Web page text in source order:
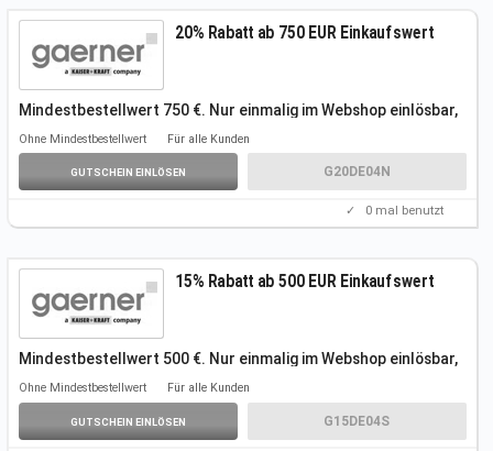
20% Rabatt ab 750 EUR Einkaufswert
Mindestbestellwert 750 €. Nur einmalig im Webshop einlösbar,
Dienstleistungen, Hand- und Elektrowerkzeuge.
Gutscheincode gültig von 01.04.-30.06.2022
Ohne Mindestbestellwert Für alle Kunden
GUTSCHEIN EINLÖSEN G20DE04N
✓ 0 mal benutzt
15% Rabatt ab 500 EUR Einkaufswert
Mindestbestellwert 500 €. Nur einmalig im Webshop einlösbar,
Gutscheincode gültig von 01.04.-30.06.2022
Ohne Mindestbestellwert Für alle Kunden
GUTSCHEIN EINLÖSEN G15DE04S